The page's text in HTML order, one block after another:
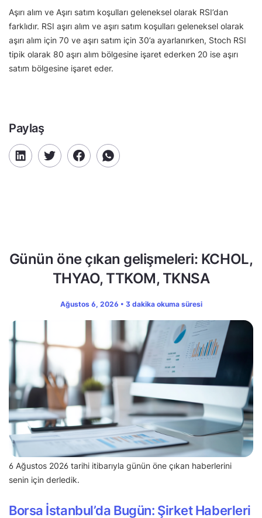
Aşırı alım ve Aşırı satım koşulları geleneksel olarak RSI’dan
farklıdır. RSI aşırı alım ve aşırı satım koşulları geleneksel olarak
aşırı alım için 70 ve aşırı satım için 30’a ayarlanırken, Stoch RSI
tipik olarak 80 aşırı alım bölgesine işaret ederken 20 ise aşırı
satım bölgesine işaret eder.
Paylaş
Günün öne çıkan gelişmeleri: KCHOL,
THYAO, TTKOM, TKNSA
Ağustos 6, 2026 • 3 dakika okuma süresi
6 Ağustos 2026 tarihi itibarıyla günün öne çıkan haberlerini
senin için derledik.
Borsa İstanbul’da Bugün: Şirket Haberleri